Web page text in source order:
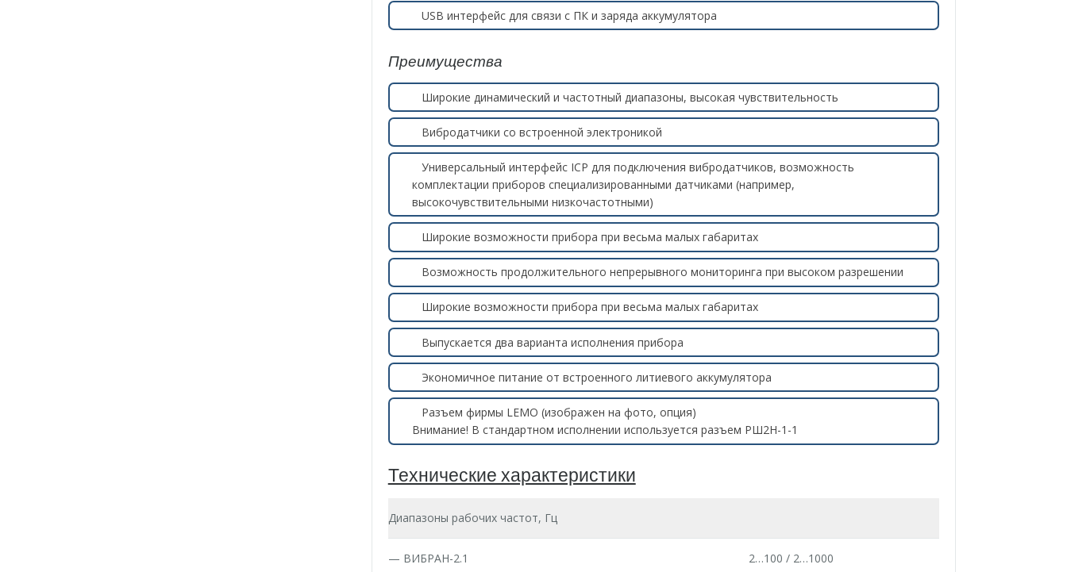
USB интерфейс для связи с ПК и заряда аккумулятора
Преимущества
Широкие динамический и частотный диапазоны, высокая чувствительность
Вибродатчики со встроенной электроникой
Универсальный интерфейс ICP для подключения вибродатчиков, возможность
комплектации приборов специализированными датчиками (например,
высокочувствительными низкочастотными)
Широкие возможности прибора при весьма малых габаритах
Возможность продолжительного непрерывного мониторинга при высоком разрешении
Широкие возможности прибора при весьма малых габаритах
Выпускается два варианта исполнения прибора
Экономичное питание от встроенного литиевого аккумулятора
Разъем фирмы LEMO (изображен на фото, опция)
Внимание! В стандартном исполнении используется разъем РШ2Н-1-1
Технические характеристики
Диапазоны рабочих частот, Гц
— ВИБРАН-2.1 2…100 / 2…1000